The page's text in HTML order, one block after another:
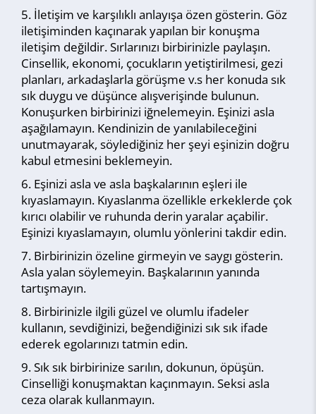
İletişim ve karşılıklı anlayışa özen gösterin. Göz
iletişiminden kaçınarak yapılan bir konuşma
iletişim değildir. Sırlarınızı birbirinizle paylaşın.
Cinsellik, ekonomi, çocukların yetiştirilmesi, gezi
planları, arkadaşlarla görüşme v.s her konuda sık
sık duygu ve düşünce alışverişinde bulunun.
Konuşurken birbirinizi iğnelemeyin. Eşinizi asla
aşağılamayın. Kendinizin de yanılabileceğini
unutmayarak, söylediğiniz her şeyi eşinizin doğru
kabul etmesini beklemeyin.
Eşinizi asla ve asla başkalarının eşleri ile
kıyaslamayın. Kıyaslanma özellikle erkeklerde çok
kırıcı olabilir ve ruhunda derin yaralar açabilir.
Eşinizi kıyaslamayın, olumlu yönlerini takdir edin.
Birbirinizin özeline girmeyin ve saygı gösterin.
Asla yalan söylemeyin. Başkalarının yanında
tartışmayın.
Birbirinizle ilgili güzel ve olumlu ifadeler
kullanın, sevdiğinizi, beğendiğinizi sık sık ifade
ederek egolarınızı tatmin edin.
Sık sık birbirinize sarılın, dokunun, öpüşün.
Cinselliği konuşmaktan kaçınmayın. Seksi asla
ceza olarak kullanmayın.